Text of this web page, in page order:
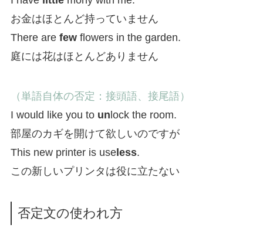
お金はほとんど持っていません
There are fewflowers in the garden.
庭には花はほとんどありません
（単語自体の否定：接頭語、接尾語）
I would like you to unlock the room.
部屋のカギを開けて欲しいのですが
This new printer is useless.
この新しいプリンタは役に立たない
否定文の使われ方